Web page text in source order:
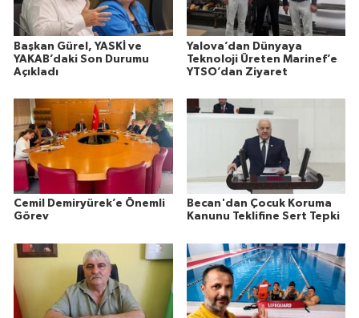
Başkan Gürel, YASKİ ve
YAKAB’daki Son Durumu
Açıkladı
Yalova’dan Dünyaya
Teknoloji Üreten Marinef’e
YTSO’dan Ziyaret
Cemil Demiryürek’e Önemli
Görev
Becan'dan Çocuk Koruma
Kanunu Teklifine Sert Tepki